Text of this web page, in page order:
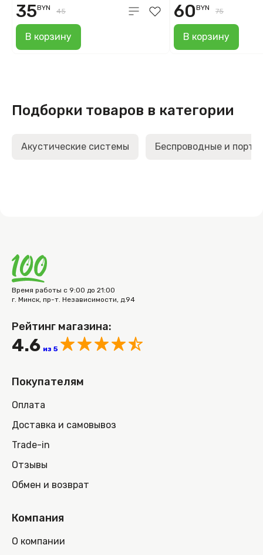
В корзину
35BYN 45
В корзину
60BYN 75
Подборки товаров в категории
Акустические системы Беспроводные и
Время работы с 9:00 до 21:00
г. Минск, пр-т. Независимости, д.94
Рейтинг магазина:
4.6 из 5
Покупателям
Оплата
Доставка и самовывоз
Trade-in
Отзывы
Обмен и возврат
Компания
О компании